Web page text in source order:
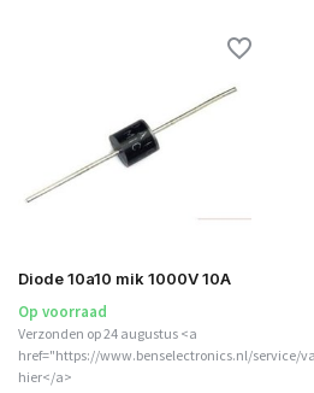
Diode 10a10 mik 1000V 10A
Op voorraad
Verzonden op 24 augustus <a
href="https://www.benselectronics.nl/service/
hier</a>